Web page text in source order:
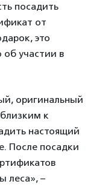
посадить
от
это
об участии в
оригинальный
к
настоящий
После посадки
леса», –